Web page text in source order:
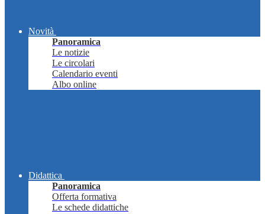
Novità
Panoramica
Le notizie
Le circolari
Calendario eventi
Albo online
Didattica
Panoramica
Offerta formativa
Le schede didattiche